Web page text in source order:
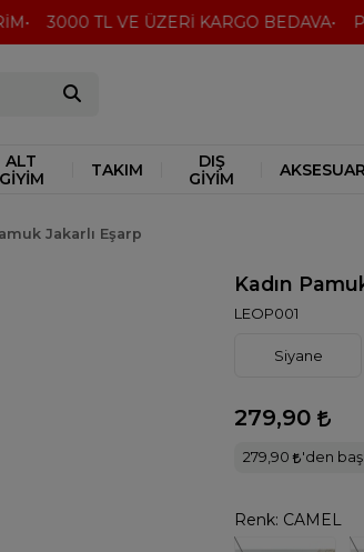
3000 TL VE ÜZERİ KARGO BEDAVA
ALT
GİYİM
TAKIM
DIŞ
GİYİM
AKSESUAR
Jakarlı Eşarp
Kadın
LEOP001
Siyane
279,90
279,90 'den
Renk: CAMEL